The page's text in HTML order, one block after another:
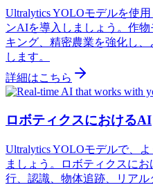
Ultralytics YOLOモデルを使
ンAIを導入しましょう。作
キング、精密農業を強化し
します。
詳細はこちら
ロボティクスにおけるAI
Ultralytics YOLOモデルで、
ましょう。ロボティクスに
行、認識、物体追跡、リアル